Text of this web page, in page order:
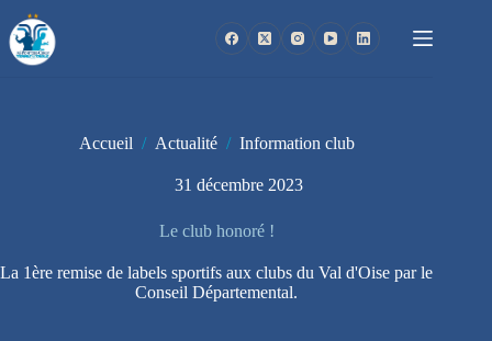
au
contenu
Accueil / Actualité / Information club
31 décembre 2023
Le club honoré !
La 1ère remise de labels sportifs aux clubs du Val d'Oise par le
Conseil Départemental.